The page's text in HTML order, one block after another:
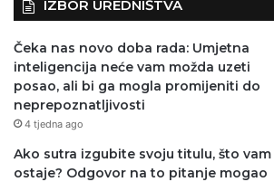
IZBOR UREDNIŠTVA
Čeka nas novo doba rada: Umjetna
inteligencija neće vam možda uzeti
posao, ali bi ga mogla promijeniti do
neprepoznatljivosti
4 tjedna ago
Ako sutra izgubite svoju titulu, što vam
ostaje? Odgovor na to pitanje mogao